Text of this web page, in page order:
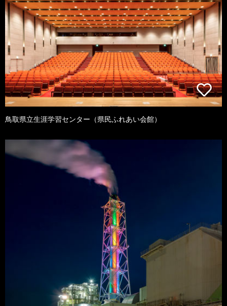
鳥取県立生涯学習センター（県民ふれあい会館）